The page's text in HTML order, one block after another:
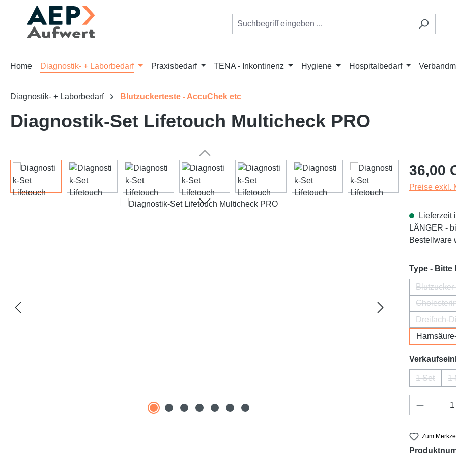
Hauptinhalt springen
Zur Suche springen
Zur Hauptnavigation springen
Home Diagnostik- + Laborbedarf Praxisbedarf TENA - Inkontinenz Hygiene Hospitalbedarf
Diagnostik- + Laborbedarf Blutzuckerteste - AccuChek etc
Diagnostik-Set Lifetouch Multicheck PRO
Bildergalerie überspringen Regulärer
36,00
Preise exkl.
Lieferzeit
LÄNGER -
Bestellware
Type - Bitte
Dreifach-
1 Set
(Diese
1
Zum